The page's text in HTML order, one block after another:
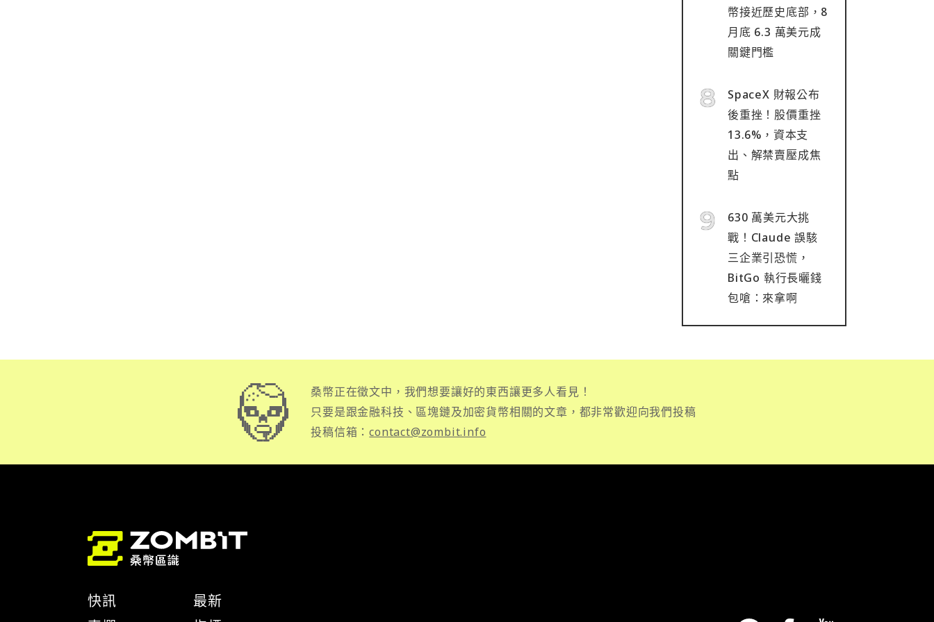
幣接近歷史底部，8
月底 6.3 萬美元成
關鍵門檻
SpaceX 財報公布
後重挫！股價重挫
13.6%，資本支
出、解禁賣壓成焦
點
630 萬美元大挑
戰！Claude 誤駭
三企業引恐慌，
BitGo 執行長曬錢
包嗆：來拿啊
桑幣正在徵文中，我們想要讓好的東西讓更多人看見！
只要是跟金融科技、區塊鏈及加密貨幣相關的文章，都非常歡迎向我們投稿
投稿信箱：contact@zombit.info
快訊
最新